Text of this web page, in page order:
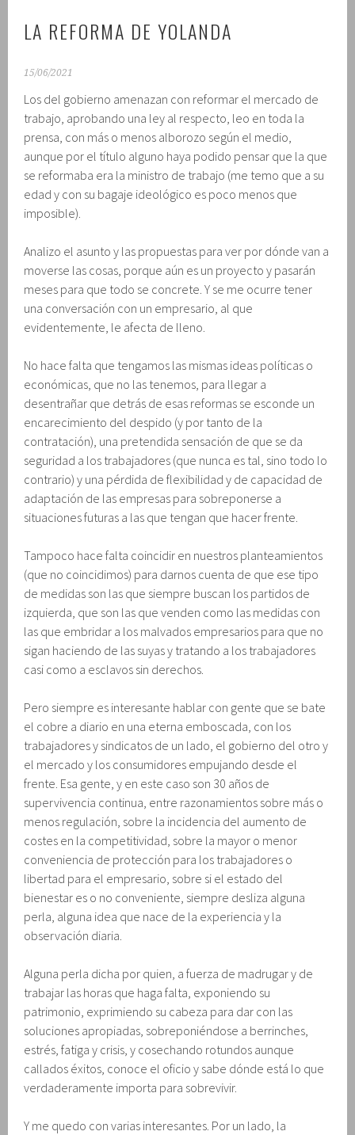
LA REFORMA DE YOLANDA
15/06/2021
Los del gobierno amenazan con reformar el mercado de
trabajo, aprobando una ley al respecto, leo en toda la
prensa, con más o menos alborozo según el medio,
aunque por el título alguno haya podido pensar que la que
se reformaba era la ministro de trabajo (me temo que a su
edad y con su bagaje ideológico es poco menos que
imposible).
Analizo el asunto y las propuestas para ver por dónde van a
moverse las cosas, porque aún es un proyecto y pasarán
meses para que todo se concrete. Y se me ocurre tener
una conversación con un empresario, al que
evidentemente, le afecta de lleno.
No hace falta que tengamos las mismas ideas políticas o
económicas, que no las tenemos, para llegar a
desentrañar que detrás de esas reformas se esconde un
encarecimiento del despido (y por tanto de la
contratación), una pretendida sensación de que se da
seguridad a los trabajadores (que nunca es tal, sino todo lo
contrario) y una pérdida de flexibilidad y de capacidad de
adaptación de las empresas para sobreponerse a
situaciones futuras a las que tengan que hacer frente.
Tampoco hace falta coincidir en nuestros planteamientos
(que no coincidimos) para darnos cuenta de que ese tipo
de medidas son las que siempre buscan los partidos de
izquierda, que son las que venden como las medidas con
las que embridar a los malvados empresarios para que no
sigan haciendo de las suyas y tratando a los trabajadores
casi como a esclavos sin derechos.
Pero siempre es interesante hablar con gente que se bate
el cobre a diario en una eterna emboscada, con los
trabajadores y sindicatos de un lado, el gobierno del otro y
el mercado y los consumidores empujando desde el
frente. Esa gente, y en este caso son 30 años de
supervivencia continua, entre razonamientos sobre más o
menos regulación, sobre la incidencia del aumento de
costes en la competitividad, sobre la mayor o menor
conveniencia de protección para los trabajadores o
libertad para el empresario, sobre si el estado del
bienestar es o no conveniente, siempre desliza alguna
perla, alguna idea que nace de la experiencia y la
observación diaria.
Alguna perla dicha por quien, a fuerza de madrugar y de
trabajar las horas que haga falta, exponiendo su
patrimonio, exprimiendo su cabeza para dar con las
soluciones apropiadas, sobreponiéndose a berrinches,
estrés, fatiga y crisis, y cosechando rotundos aunque
callados éxitos, conoce el oficio y sabe dónde está lo que
verdaderamente importa para sobrevivir.
Y me quedo con varias interesantes. Por un lado, la